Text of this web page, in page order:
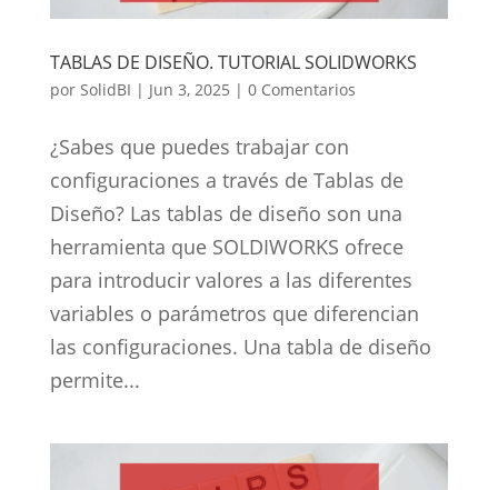
TABLAS DE DISEÑO. TUTORIAL SOLIDWORKS
por SolidBI | Jun 3, 2025 | 0 Comentarios
¿Sabes que puedes trabajar con
configuraciones a través de Tablas de
Diseño? Las tablas de diseño son una
herramienta que SOLDIWORKS ofrece
para introducir valores a las diferentes
variables o parámetros que diferencian
las configuraciones. Una tabla de diseño
permite...